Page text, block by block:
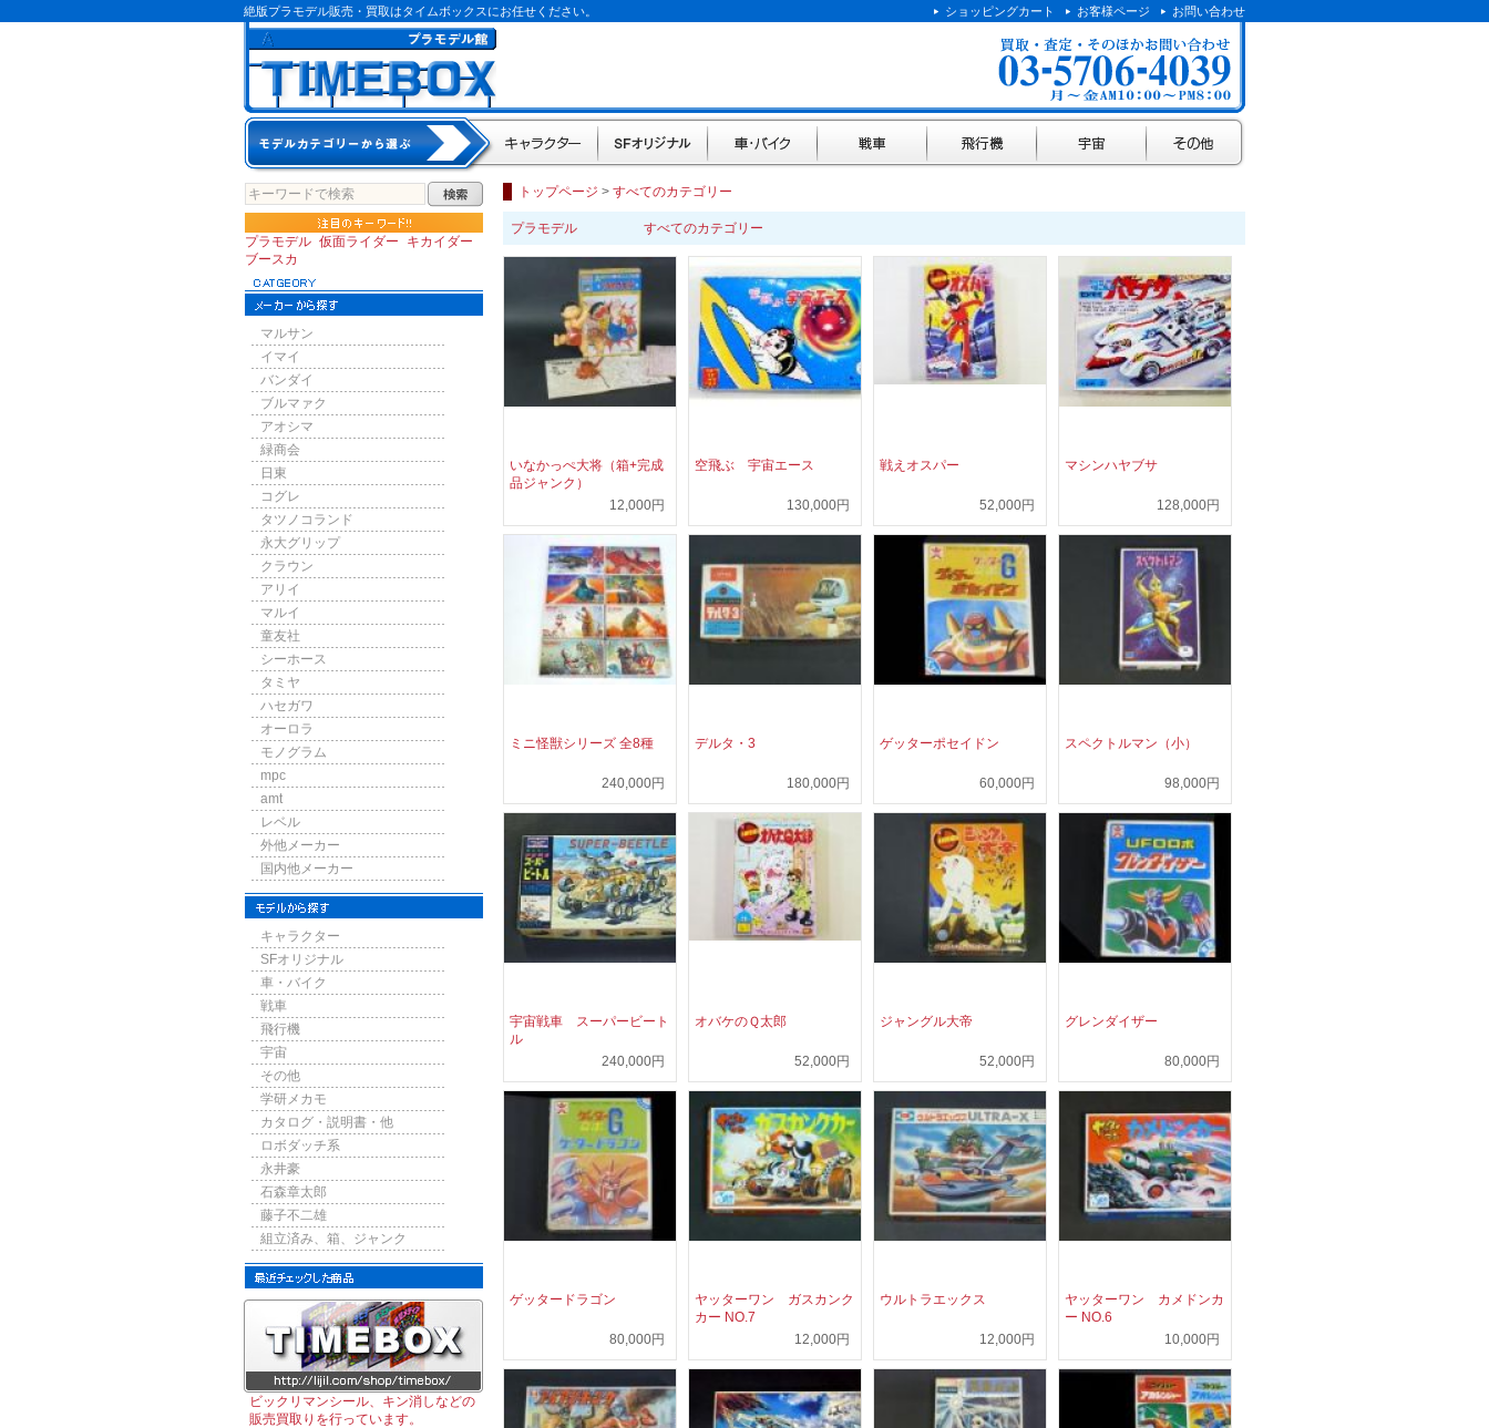
絶版プラモデル販売・買取はタイムボックスにお任せください。 ショッピングカート お客様ページ お問い合わせ
キャラクター
プラモデル 仮面ライダー
キカイダー
ブースカ
マルサン
イマイ
バンダイ
ブルマァク
アオシマ
緑商会
日東
コグレ
タツノコランド
永大グリップ
クラウン
アリイ
マルイ
童友社
シーホース
タミヤ
ハセガワ
オーロラ
モノグラム
mpc
amt
レベル
外他メーカー
国内他メーカー
キャラクター
SFオリジナル
車・バイク
戦車
飛行機
宇宙
その他
学研メカモ
カタログ・説明書・他
ロボダッチ系
永井豪
石森章太郎
藤子不二雄
組立済み、箱、ジャンク
ビックリマンシール、キン消しなどの
販売買取りを行っています。
トップページ > すべてのカテゴリー
プラモデル すべてのカテゴリー
いなかっぺ大将（箱+完成
品ジャンク）
12,000円
空飛ぶ 宇宙エース
130,000円
戦えオスパー
52,000円
マシンハヤブサ
128,000円
ミニ怪獣シリーズ 全8種
240,000円
デルタ・3
180,000円
ゲッターポセイドン
60,000円
スペクトルマン（小）
98,000円
宇宙戦車 スーパービート
ル
240,000円
オバケのＱ太郎
52,000円
ジャングル大帝
52,000円
グレンダイザー
80,000円
ゲッタードラゴン
80,000円
ヤッターワン ガスカンク
カー NO.7
12,000円
ウルトラエックス
12,000円
ヤッターワン カメドンカ
ー NO.6
10,000円